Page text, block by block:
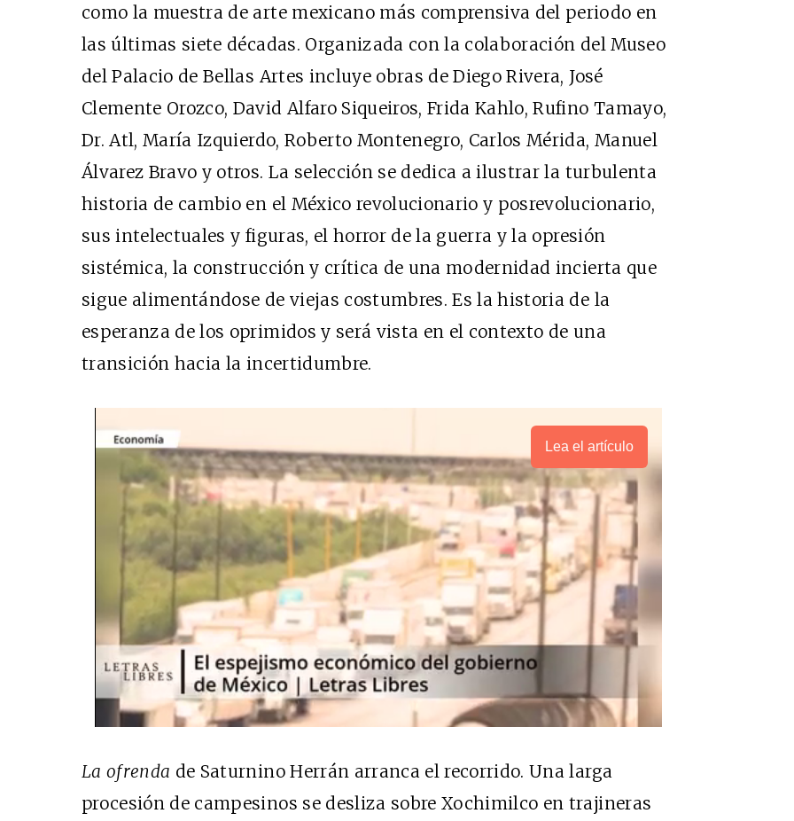
como la muestra de arte mexicano más comprensiva del periodo en
las últimas siete décadas. Organizada con la colaboración del Museo
del Palacio de Bellas Artes incluye obras de Diego Rivera, José
Clemente Orozco, David Alfaro Siqueiros, Frida Kahlo, Rufino Tamayo,
Dr. Atl, María Izquierdo, Roberto Montenegro, Carlos Mérida, Manuel
Álvarez Bravo y otros. La selección se dedica a ilustrar la turbulenta
historia de cambio en el México revolucionario y posrevolucionario,
sus intelectuales y figuras, el horror de la guerra y la opresión
sistémica, la construcción y crítica de una modernidad incierta que
sigue alimentándose de viejas costumbres. Es la historia de la
esperanza de los oprimidos y será vista en el contexto de una
transición hacia la incertidumbre.
Lea el artículo
La ofrenda de Saturnino Herrán arranca el recorrido. Una larga
procesión de campesinos se desliza sobre Xochimilco en trajineras